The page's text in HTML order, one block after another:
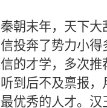
秦朝末年，天下
信投奔了势力小
信的才学，多次
听到后不及禀报
最优秀的人才。